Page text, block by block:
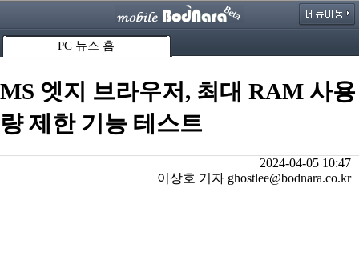
PC 뉴스 홈
MS 엣지 브라우저, 최대 RAM 사용
량 제한 기능 테스트
2024-04-05 10:47
이상호 기자 ghostlee@bodnara.co.kr